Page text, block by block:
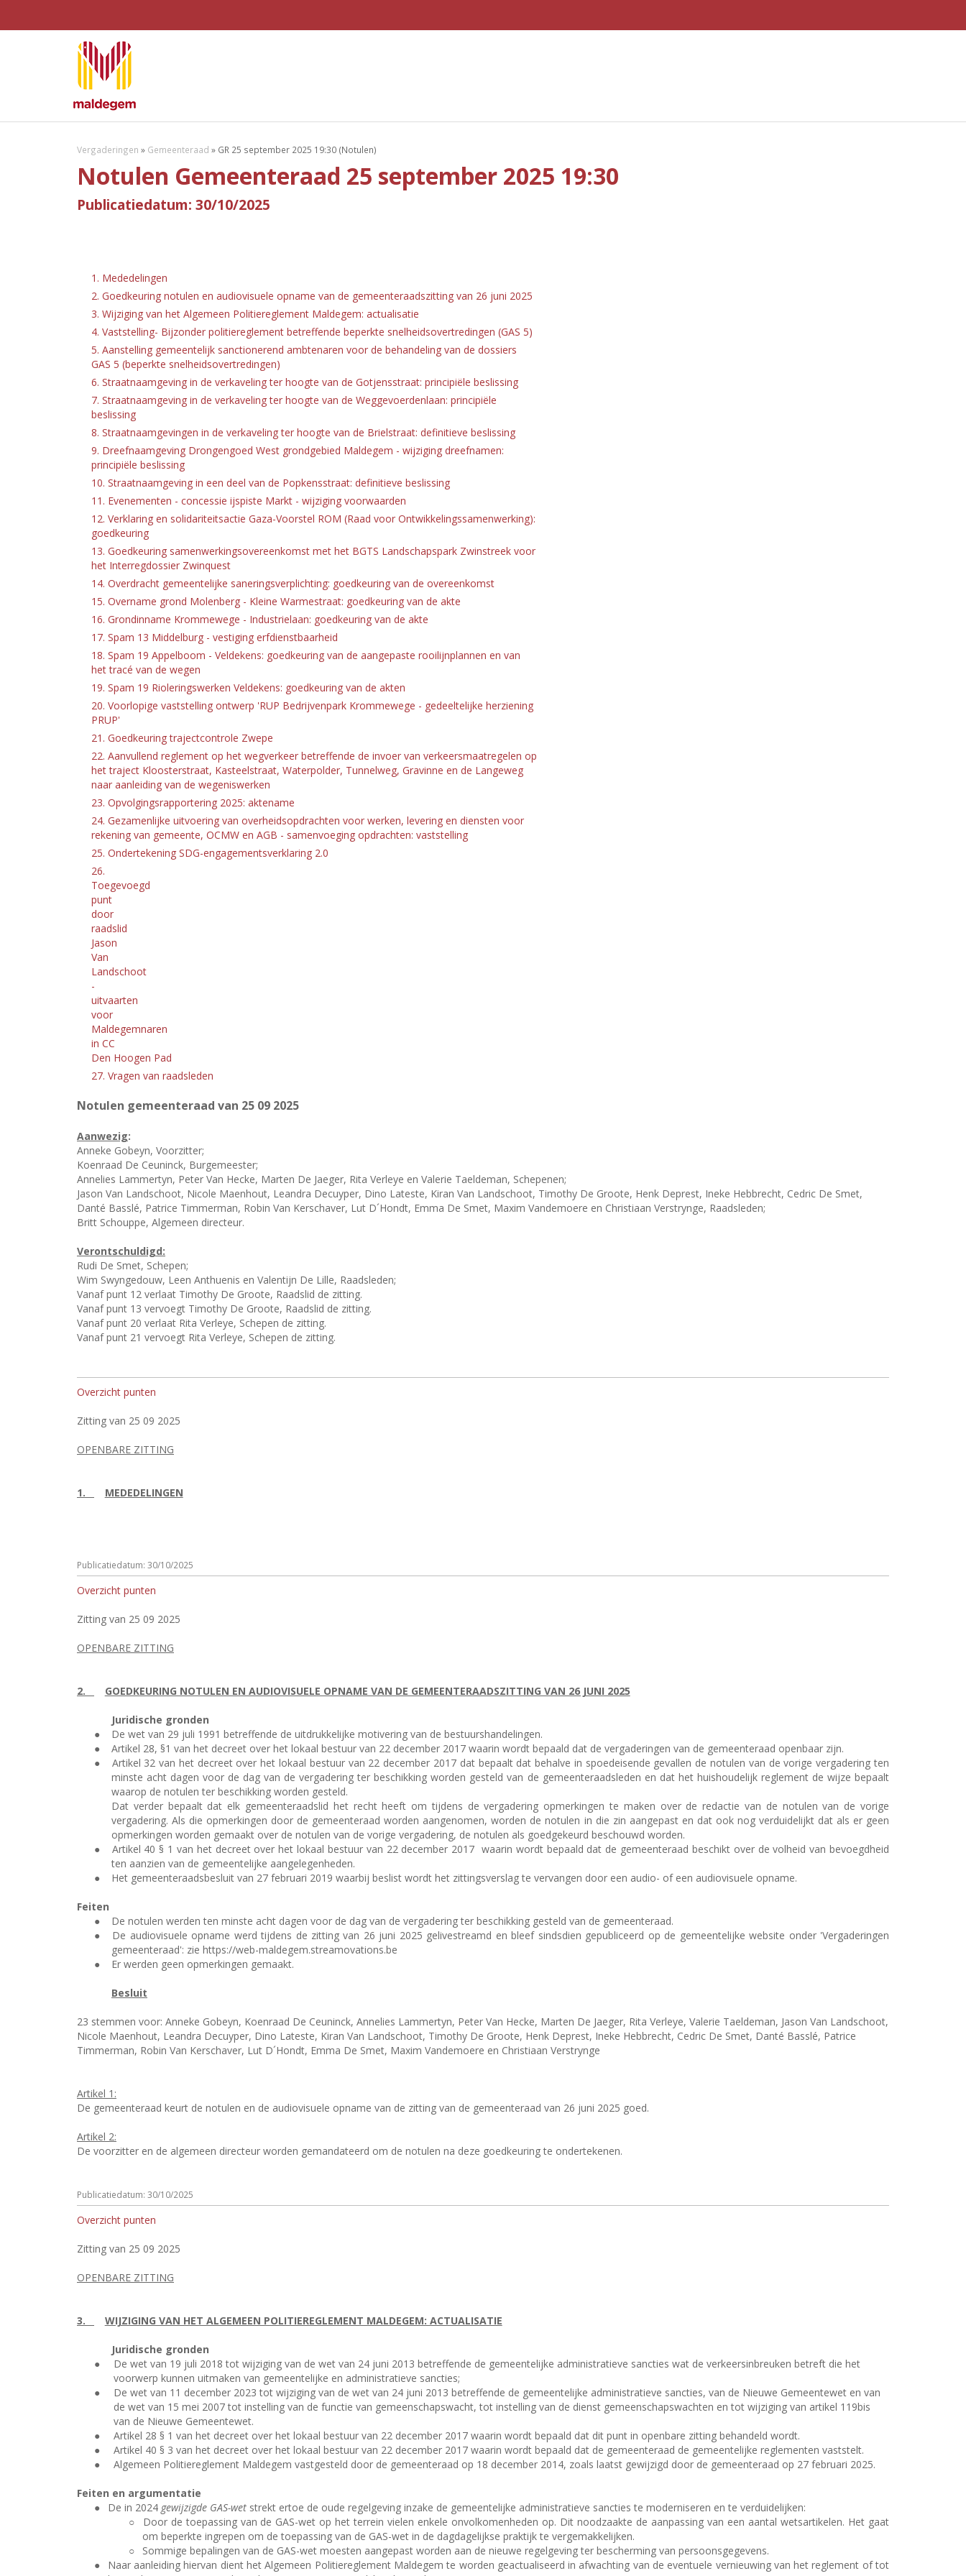
Vergaderingen » Gemeenteraad » GR 25 september 2025 19:30 (Notulen)
Notulen Gemeenteraad 25 september 2025 19:30
Publicatiedatum: 30/10/2025
1. Mededelingen
2. Goedkeuring notulen en audiovisuele opname van de gemeenteraadszitting van 26 juni 2025
3. Wijziging van het Algemeen Politiereglement Maldegem: actualisatie
4. Vaststelling- Bijzonder politiereglement betreffende beperkte snelheidsovertredingen (GAS 5)
5. Aanstelling gemeentelijk sanctionerend ambtenaren voor de behandeling van de dossiers
GAS 5 (beperkte snelheidsovertredingen)
6. Straatnaamgeving in de verkaveling ter hoogte van de Gotjensstraat: principiële beslissing
7. Straatnaamgeving in de verkaveling ter hoogte van de Weggevoerdenlaan: principiële
beslissing
8. Straatnaamgevingen in de verkaveling ter hoogte van de Brielstraat: definitieve beslissing
9. Dreefnaamgeving Drongengoed West grondgebied Maldegem - wijziging dreefnamen:
principiële beslissing
10. Straatnaamgeving in een deel van de Popkensstraat: definitieve beslissing
11. Evenementen - concessie ijspiste Markt - wijziging voorwaarden
12. Verklaring en solidariteitsactie Gaza-Voorstel ROM (Raad voor Ontwikkelingssamenwerking):
goedkeuring
13. Goedkeuring samenwerkingsovereenkomst met het BGTS Landschapspark Zwinstreek voor
het Interregdossier Zwinquest
14. Overdracht gemeentelijke saneringsverplichting: goedkeuring van de overeenkomst
15. Overname grond Molenberg - Kleine Warmestraat: goedkeuring van de akte
16. Grondinname Krommewege - Industrielaan: goedkeuring van de akte
17. Spam 13 Middelburg - vestiging erfdienstbaarheid
18. Spam 19 Appelboom - Veldekens: goedkeuring van de aangepaste rooilijnplannen en van
het tracé van de wegen
19. Spam 19 Rioleringswerken Veldekens: goedkeuring van de akten
20. Voorlopige vaststelling ontwerp 'RUP Bedrijvenpark Krommewege - gedeeltelijke herziening
PRUP'
21. Goedkeuring trajectcontrole Zwepe
22. Aanvullend reglement op het wegverkeer betreffende de invoer van verkeersmaatregelen op
het traject Kloosterstraat, Kasteelstraat, Waterpolder, Tunnelweg, Gravinne en de Langeweg
naar aanleiding van de wegeniswerken
23. Opvolgingsrapportering 2025: aktename
24. Gezamenlijke uitvoering van overheidsopdrachten voor werken, levering en diensten voor
rekening van gemeente, OCMW en AGB - samenvoeging opdrachten: vaststelling
25. Ondertekening SDG-engagementsverklaring 2.0
26.
Toegevoegd
punt
door
raadslid
Jason
Van
Landschoot
-
uitvaarten
voor
Maldegemnaren
in CC
Den Hoogen Pad
27. Vragen van raadsleden
Notulen gemeenteraad van 25 09 2025
Aanwezig:
Anneke Gobeyn, Voorzitter;
Koenraad De Ceuninck, Burgemeester;
Annelies Lammertyn, Peter Van Hecke, Marten De Jaeger, Rita Verleye en Valerie Taeldeman, Schepenen;
Jason Van Landschoot, Nicole Maenhout, Leandra Decuyper, Dino Lateste, Kiran Van Landschoot, Timothy De Groote, Henk Deprest, Ineke Hebbrecht, Cedric De Smet,
Danté Basslé, Patrice Timmerman, Robin Van Kerschaver, Lut D´Hondt, Emma De Smet, Maxim Vandemoere en Christiaan Verstrynge, Raadsleden;
Britt Schouppe, Algemeen directeur.
Verontschuldigd:
Rudi De Smet, Schepen;
Wim Swyngedouw, Leen Anthuenis en Valentijn De Lille, Raadsleden;
Vanaf punt 12 verlaat Timothy De Groote, Raadslid de zitting.
Vanaf punt 13 vervoegt Timothy De Groote, Raadslid de zitting.
Vanaf punt 20 verlaat Rita Verleye, Schepen de zitting.
Vanaf punt 21 vervoegt Rita Verleye, Schepen de zitting.
Overzicht punten
Zitting van 25 09 2025
OPENBARE ZITTING
1. MEDEDELINGEN
Publicatiedatum: 30/10/2025
Overzicht punten
Zitting van 25 09 2025
OPENBARE ZITTING
2. GOEDKEURING NOTULEN EN AUDIOVISUELE OPNAME VAN DE GEMEENTERAADSZITTING VAN 26 JUNI 2025
Juridische gronden
●
De wet van 29 juli 1991 betreffende de uitdrukkelijke motivering van de bestuurshandelingen.
●
Artikel 28, §1 van het decreet over het lokaal bestuur van 22 december 2017 waarin wordt bepaald dat de vergaderingen van de gemeenteraad openbaar zijn.
●
Artikel 32 van het decreet over het lokaal bestuur van 22 december 2017 dat bepaalt dat behalve in spoedeisende gevallen de notulen van de vorige vergadering ten
minste acht dagen voor de dag van de vergadering ter beschikking worden gesteld van de gemeenteraadsleden en dat het huishoudelijk reglement de wijze bepaalt
waarop de notulen ter beschikking worden gesteld.
Dat verder bepaalt dat elk gemeenteraadslid het recht heeft om tijdens de vergadering opmerkingen te maken over de redactie van de notulen van de vorige
vergadering. Als die opmerkingen door de gemeenteraad worden aangenomen, worden de notulen in die zin aangepast en dat ook nog verduidelijkt dat als er geen
opmerkingen worden gemaakt over de notulen van de vorige vergadering, de notulen als goedgekeurd beschouwd worden.
●
Artikel 40 § 1 van het decreet over het lokaal bestuur van 22 december 2017 waarin wordt bepaald dat de gemeenteraad beschikt over de volheid van bevoegdheid
ten aanzien van de gemeentelijke aangelegenheden.
●
Het gemeenteraadsbesluit van 27 februari 2019 waarbij beslist wordt het zittingsverslag te vervangen door een audio- of een audiovisuele opname.
Feiten
●
De notulen werden ten minste acht dagen voor de dag van de vergadering ter beschikking gesteld van de gemeenteraad.
●
De audiovisuele opname werd tijdens de zitting van 26 juni 2025 gelivestreamd en bleef sindsdien gepubliceerd op de gemeentelijke website onder 'Vergaderingen
gemeenteraad': zie https://web-maldegem.streamovations.be
●
Er werden geen opmerkingen gemaakt.
Besluit
23 stemmen voor: Anneke Gobeyn, Koenraad De Ceuninck, Annelies Lammertyn, Peter Van Hecke, Marten De Jaeger, Rita Verleye, Valerie Taeldeman, Jason Van Landschoot,
Nicole Maenhout, Leandra Decuyper, Dino Lateste, Kiran Van Landschoot, Timothy De Groote, Henk Deprest, Ineke Hebbrecht, Cedric De Smet, Danté Basslé, Patrice
Timmerman, Robin Van Kerschaver, Lut D´Hondt, Emma De Smet, Maxim Vandemoere en Christiaan Verstrynge
Artikel 1:
De gemeenteraad keurt de notulen en de audiovisuele opname van de zitting van de gemeenteraad van 26 juni 2025 goed.
Artikel 2:
De voorzitter en de algemeen directeur worden gemandateerd om de notulen na deze goedkeuring te ondertekenen.
Publicatiedatum: 30/10/2025
Overzicht punten
Zitting van 25 09 2025
OPENBARE ZITTING
3. WIJZIGING VAN HET ALGEMEEN POLITIEREGLEMENT MALDEGEM: ACTUALISATIE
Juridische gronden
●
De wet van 19 juli 2018 tot wijziging van de wet van 24 juni 2013 betreffende de gemeentelijke administratieve sancties wat de verkeersinbreuken betreft die het
voorwerp kunnen uitmaken van gemeentelijke en administratieve sancties;
●
De wet van 11 december 2023 tot wijziging van de wet van 24 juni 2013 betreffende de gemeentelijke administratieve sancties, van de Nieuwe Gemeentewet en van
de wet van 15 mei 2007 tot instelling van de functie van gemeenschapswacht, tot instelling van de dienst gemeenschapswachten en tot wijziging van artikel 119bis
van de Nieuwe Gemeentewet.
●
Artikel 28 § 1 van het decreet over het lokaal bestuur van 22 december 2017 waarin wordt bepaald dat dit punt in openbare zitting behandeld wordt.
●
Artikel 40 § 3 van het decreet over het lokaal bestuur van 22 december 2017 waarin wordt bepaald dat de gemeenteraad de gemeentelijke reglementen vaststelt.
●
Algemeen Politiereglement Maldegem vastgesteld door de gemeenteraad op 18 december 2014, zoals laatst gewijzigd door de gemeenteraad op 27 februari 2025.
Feiten en argumentatie
●
De in 2024 gewijzigde GAS-wet strekt ertoe de oude regelgeving inzake de gemeentelijke administratieve sancties te moderniseren en te verduidelijken:
○
Door de toepassing van de GAS-wet op het terrein vielen enkele onvolkomenheden op. Dit noodzaakte de aanpassing van een aantal wetsartikelen. Het gaat
om beperkte ingrepen om de toepassing van de GAS-wet in de dagdagelijkse praktijk te vergemakkelijken.
○
Sommige bepalingen van de GAS-wet moesten aangepast worden aan de nieuwe regelgeving ter bescherming van persoonsgegevens.
●
Naar aanleiding hiervan dient het Algemeen Politiereglement Maldegem te worden geactualiseerd in afwachting van de eventuele vernieuwing van het reglement of tot